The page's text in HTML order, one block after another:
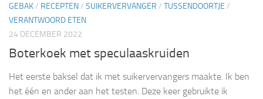
GEBAK/ RECEPTEN/ SUIKERVERVANGER / TUSSENDOORTJE /
VERANTWOORD ETEN
24 DECEMBER 2022
Boterkoek met speculaaskruiden
Het eerste baksel dat ik met suikervervangers maakte. Ik ben
het één en ander aan het testen. Deze keer gebruikte ik